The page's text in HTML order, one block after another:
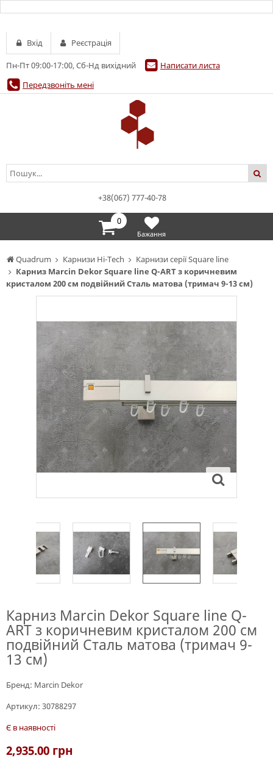
Quadrum Карнизи Hi-Tech
Карнизи серії Square line
Карниз Marcin Dekor Square line Q-ART з коричневим
кристалом 200 см подвійний Сталь матова (тримач 9-13 см)
Карниз Marcin Dekor Square line Q-
ART з коричневим кристалом 200 см
подвійний Сталь матова (тримач 9-
13 см)
Бренд: Marcin Dekor
Артикул: 30788297
Є в наявності
2,935.00 грн
Пн-Пт 09:00-17:00, Сб-Нд вихідний
Написати листа
Передзвоніть мені
Вхід Реєстрація
+38(067) 777-40-78
0
Бажання